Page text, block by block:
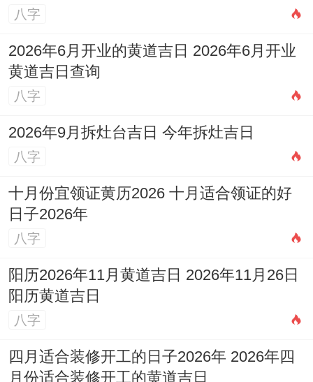
八字
2026年6月开业的黄道吉日 2026年6月开业
黄道吉日查询
八字
2026年9月拆灶台吉日 今年拆灶吉日
八字
十月份宜领证黄历2026 十月适合领证的好
日子2026年
八字
阳历2026年11月黄道吉日 2026年11月26日
阳历黄道吉日
八字
四月适合装修开工的日子2026年 2026年四
月份适合装修开工的黄道吉日